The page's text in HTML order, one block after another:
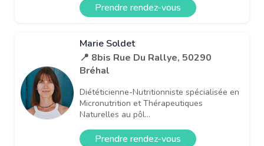
Prendre rendez-vous
Marie Soldet
📍 8bis Rue Du Rallye, 50290
Bréhal
Diététicienne-Nutritionniste spécialisée en
Micronutrition et Thérapeutiques
Naturelles au pôl...
Prendre rendez-vous